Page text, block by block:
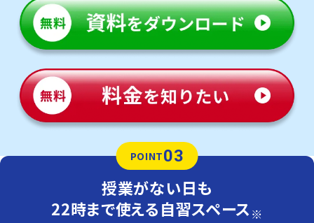
POINT03
授業がない日も
22時まで使える自習スペース ※